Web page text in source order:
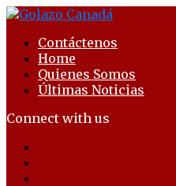
Contáctenos
Home
Quienes Somos
Últimas Noticias
Connect with us